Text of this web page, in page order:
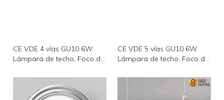
CE VDE 4 vías GU10 6W
Lámpara de techo, Foco de
Lámpara giratoria Bases de
luz Ángulo ajustable Hogar
CE VDE 5 vías GU10 6W
Lámpara de techo, Foco de
Lámpara giratoria Bases de
luz Ángulo ajustable Hogar